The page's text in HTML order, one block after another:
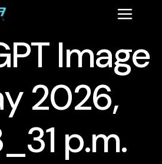
Image
2026,
p.m.